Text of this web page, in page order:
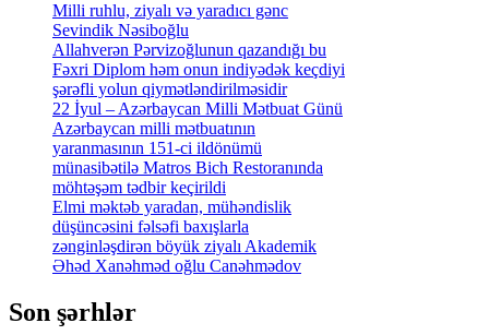
Milli ruhlu, ziyalı və yaradıcı gənc
Sevindik Nəsiboğlu
Allahverən Pərvizoğlunun qazandığı bu
Fəxri Diplom həm onun indiyədək keçdiyi
şərəfli yolun qiymətləndirilməsidir
22 İyul – Azərbaycan Milli Mətbuat Günü
Azərbaycan milli mətbuatının
yaranmasının 151-ci ildönümü
münasibətilə Matros Bich Restoranında
möhtəşəm tədbir keçirildi
Elmi məktəb yaradan, mühəndislik
düşüncəsini fəlsəfi baxışlarla
zənginləşdirən böyük ziyalı Akademik
Əhəd Xanəhməd oğlu Canəhmədov
Son şərhlər